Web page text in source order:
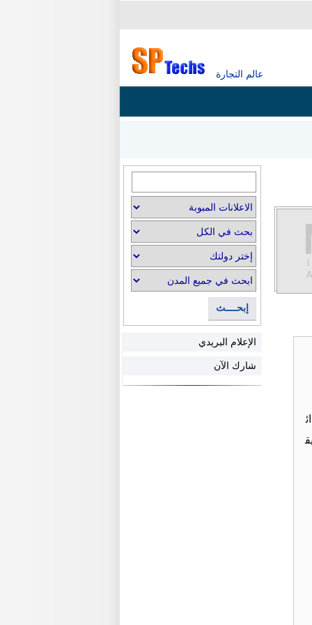
عالم التجارة
يق
إبحــــث
الإعلام البريدي
شارك الآن